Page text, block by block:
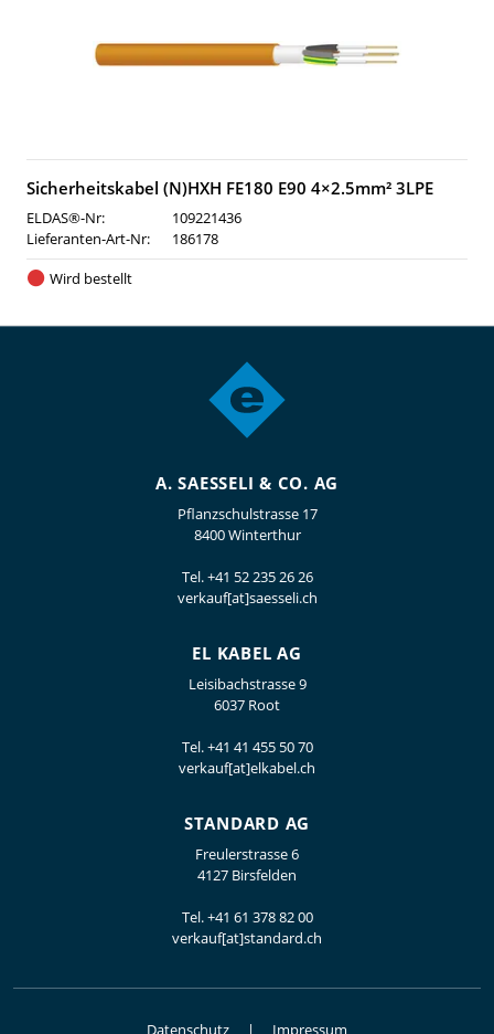
Sicherheitskabel (N)HXH FE180 E90 4×2.5mm² 3LPE
ELDAS®-Nr:
109221436
Lieferanten-Art-Nr:
186178
Wird bestellt
A. SAESSELI & CO. AG
Pflanzschulstrasse 17
8400 Winterthur
Tel.+41 52 235 26 26
verkauf[at]saesseli.ch
EL KABEL AG
Leisibachstrasse 9
6037 Root
Tel.+41 41 455 50 70
verkauf[at]elkabel.ch
STANDARD AG
Freulerstrasse 6
4127 Birsfelden
Tel.+41 61 378 82 00
verkauf[at]standard.ch
Datenschutz Impressum